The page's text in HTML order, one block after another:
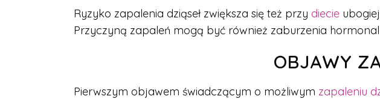
Ryzyko zapalenia dziąseł zwiększa się też przy diecie
Przyczyną zapaleń mogą być również zaburzenia
OBJAWY
Pierwszym objawem świadczącym o możliwym zapaleniu